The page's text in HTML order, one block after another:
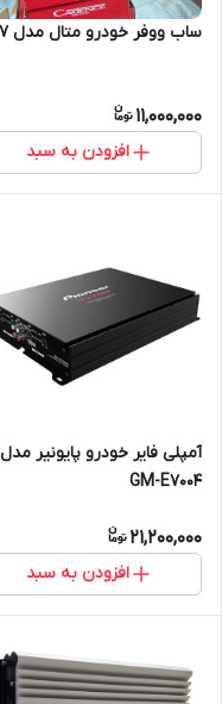
ساب ووفر خودرو متال مدل 207
11,000,000
افزودن به سبد
آمپلی فایر خودرو پایونیر مدل
GM-E7004
21,200,000
افزودن به سبد